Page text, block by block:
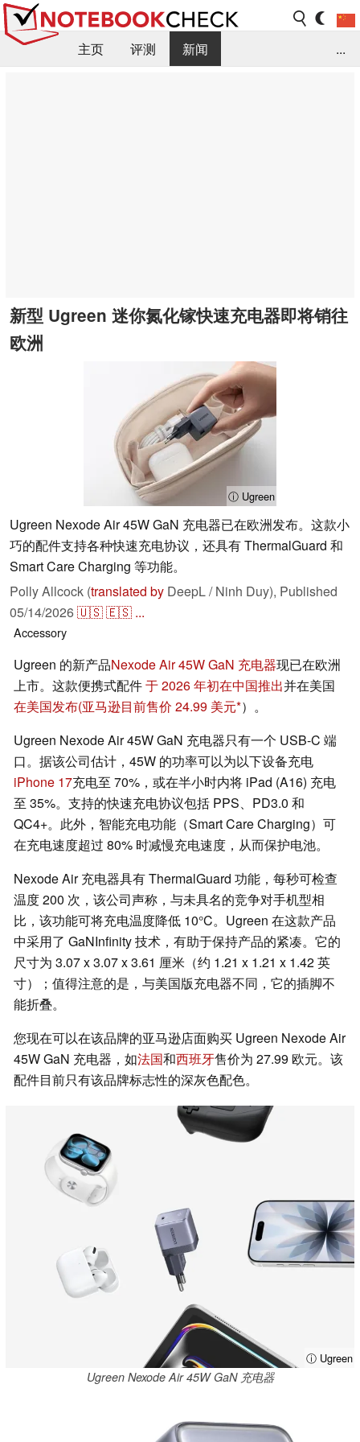
主页 评测
新闻
...
新型 Ugreen 迷你氮化镓快速充电器即将销往
欧洲
ⓘ Ugreen
Ugreen Nexode Air 45W GaN 充电器已在欧洲发布。这款小
巧的配件支持各种快速充电协议，还具有 ThermalGuard 和
Smart Care Charging 等功能。
Polly Allcock (translated by DeepL / Ninh Duy), Published
05/14/2026🇺🇸🇪🇸 ...
Accessory
Ugreen 的新产品Nexode Air 45W GaN 充电器现已在欧洲
上市。这款便携式配件于 2026 年初在中国推出并在美国
在美国发布(亚马逊目前售价 24.99 美元 ）。
Ugreen Nexode Air 45W GaN 充电器只有一个 USB-C 端
口。据该公司估计，45W 的功率可以为以下设备充电
iPhone 17充电至 70%，或在半小时内将 iPad (A16) 充电
至 35%。支持的快速充电协议包括 PPS、PD3.0 和
QC4+。此外，智能充电功能（Smart Care Charging）可
在充电速度超过 80% 时减慢充电速度，从而保护电池。
Nexode Air 充电器具有 ThermalGuard 功能，每秒可检查
温度 200 次，该公司声称，与未具名的竞争对手机型相
比，该功能可将充电温度降低 10°C。Ugreen 在这款产品
中采用了 GaNInfinity 技术，有助于保持产品的紧凑。它的
尺寸为 3.07 x 3.07 x 3.61 厘米（约 1.21 x 1.21 x 1.42 英
寸）；值得注意的是，与美国版充电器不同，它的插脚不
能折叠。
您现在可以在该品牌的亚马逊店面购买 Ugreen Nexode Air
45W GaN 充电器，如法国和西班牙售价为 27.99 欧元。该
配件目前只有该品牌标志性的深灰色配色。
ⓘ Ugreen
Ugreen Nexode Air 45W GaN 充电器